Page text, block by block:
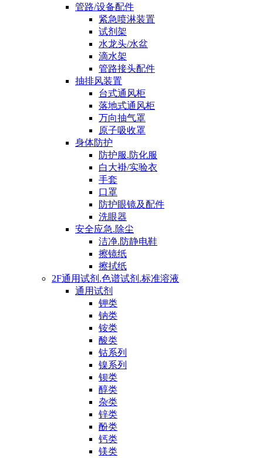
管路/设备配件
紧急喷淋装置
试剂架
水龙头/水盆
滴水架
管路接头配件
抽排风装置
台式通风柜
落地式通风柜
万向抽气罩
原子吸收罩
身体防护
防护服.防化服
白大褂/实验衣
手套
口罩
防护眼镜及配件
洗眼器
安全应急.除尘
洁净.防静电鞋
擦镜纸
擦拭纸
2F通用试剂.色谱试剂.标准溶液
通用试剂
钾类
钠类
铵类
酸类
钴系列
镍系列
钡类
醇类
杂类
锌类
酚类
钙类
镁类